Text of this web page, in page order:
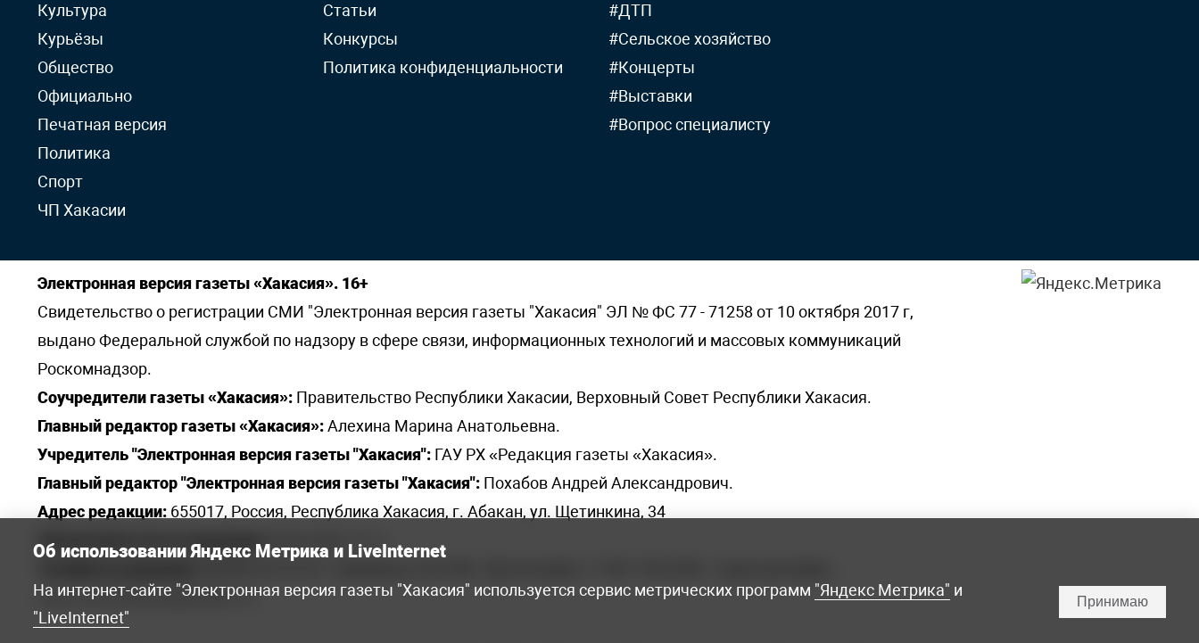
Культура
Курьёзы
Общество
Официально
Печатная версия
Политика
Спорт
ЧП Хакасии
Статьи
Конкурсы
Политика конфиденциальности
#ДТП
#Сельское хозяйство
#Концерты
#Выставки
#Вопрос специалисту
Электронная версия газеты «Хакасия». 16+
Свидетельство о регистрации СМИ "Электронная версия газеты "Хакасия" ЭЛ № ФС 77 - 71258 от 10 октября 2017 г,
выдано Федеральной службой по надзору в сфере связи, информационных технологий и массовых коммуникаций
Роскомнадзор.
Соучредители газеты «Хакасия»: Правительство Республики Хакасии, Верховный Совет Республики Хакасия.
Главный редактор газеты «Хакасия»:Алехина Марина Анатольевна.
Учредитель "Электронная версия газеты "Хакасия": ГАУ РХ «Редакция газеты «Хакасия».
Главный редактор "Электронная версия газеты "Хакасия": Похабов Андрей Александрович.
Адрес редакции: 655017, Россия, Республика Хакасия, г. Абакан, ул. Щетинкина, 34
Электронная почта редакции: khakred@r-19.ru
elena.s.korotkowa@yandex.ru.
Об использовании Яндекс Метрика и LiveInternet
На интернет-сайте "Электронная версия газеты "Хакасия" используется сервис метрических программ "Яндекс Метрика" и
"LiveInternet"
Принимаю